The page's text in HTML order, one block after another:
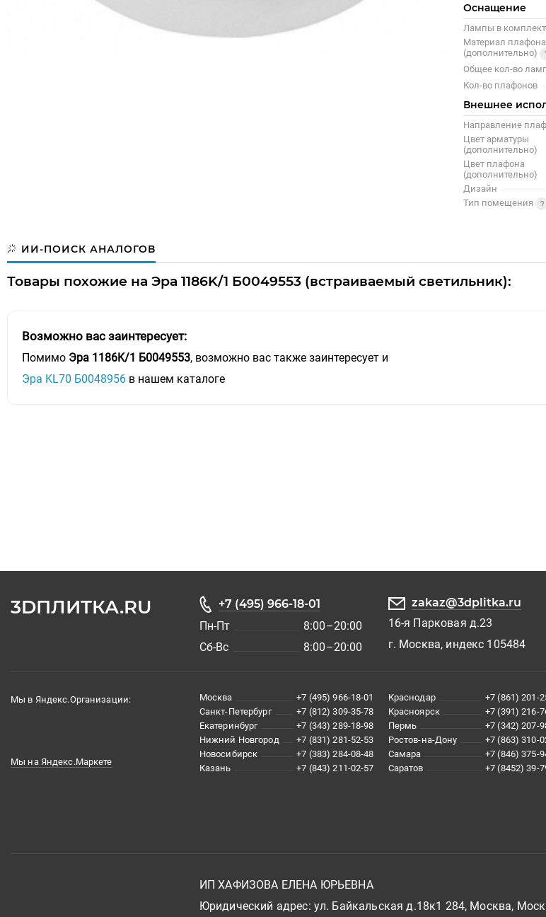
Оснащение
Лампы в
Материал плафона
(дополнительно)
Общее кол-во
Кол-во плафонов
Внешнее
Направление
Цвет арматуры
(дополнительно)
Цвет плафона
(дополнительно)
Дизайн
Тип помещения
ИИ-ПОИСК АНАЛОГОВ
Товары похожие на Эра 1186K/1 Б0049553 (встраиваемый светильник):
Возможно вас заинтересует:
Помимо Эра 1186K/1 Б0049553, возможно вас также заинтересует и
Эра KL70 Б0048956 в нашем каталоге
3DПЛИТКА.RU
+7 (495) 966-18-01
Пн-Пт
8:00–20:00
Сб-Вс
8:00–20:00
zakaz@3dplitka.ru
16-я Парковая д.23
г. Москва, индекс 105484
Мы в Яндекс.Организации:
Мы на Яндекс.Маркете
Москва
+7 (495) 966-18-01
Санкт-Петербург
+7 (812) 309-35-78
Екатеринбург
+7 (343) 289-18-98
Нижний Новгород
+7 (831) 281-52-53
Новосибирск
+7 (383) 284-08-48
Казань
+7 (843) 211-02-57
Краснодар
+7 (861) 201-
Красноярск
+7 (391) 216-
Пермь
+7 (342) 207-
Ростов-на-Дону
+7 (863) 310-
Самара
+7 (846) 375-
Саратов
+7 (8452) 39-
ИП ХАФИЗОВА ЕЛЕНА ЮРЬЕВНА
Юридический адрес: ул. Байкальская д.18к1 284, Москва,